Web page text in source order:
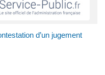
d’un jugement